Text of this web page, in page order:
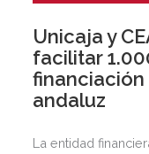
Unicaja y
facilitar
andaluz
La entidad